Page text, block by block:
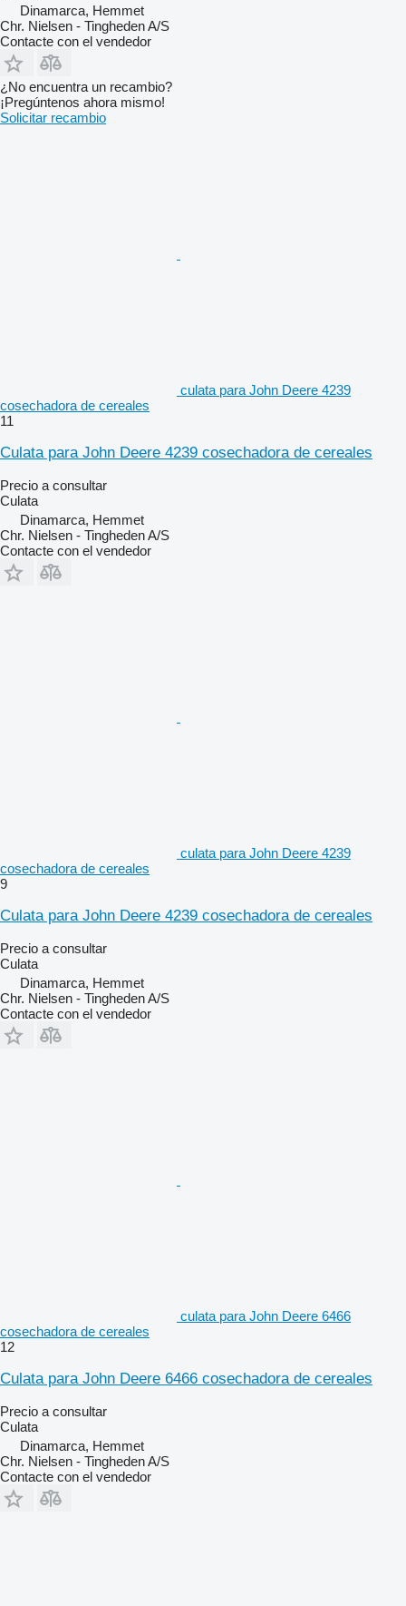
Dinamarca, Hemmet
Chr. Nielsen - Tingheden A/S
Contacte con el vendedor
¿No encuentra un recambio?
¡Pregúntenos ahora mismo!
Solicitar recambio
culata para John Deere 4239
cosechadora de cereales
11
Culata para John Deere 4239 cosechadora de cereales
Precio a consultar
Culata
Dinamarca, Hemmet
Chr. Nielsen - Tingheden A/S
Contacte con el vendedor
culata para John Deere 4239
cosechadora de cereales
9
Culata para John Deere 4239 cosechadora de cereales
Precio a consultar
Culata
Dinamarca, Hemmet
Chr. Nielsen - Tingheden A/S
Contacte con el vendedor
culata para John Deere 6466
cosechadora de cereales
12
Culata para John Deere 6466 cosechadora de cereales
Precio a consultar
Culata
Dinamarca, Hemmet
Chr. Nielsen - Tingheden A/S
Contacte con el vendedor